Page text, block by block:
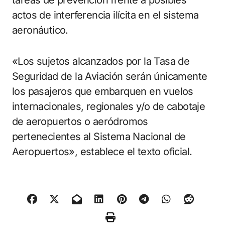
actos de interferencia ilícita en el sistema
aeronáutico.
«Los sujetos alcanzados por la Tasa de
Seguridad de la Aviación serán únicamente
los pasajeros que embarquen en vuelos
internacionales, regionales y/o de cabotaje
de aeropuertos o aeródromos
pertenecientes al Sistema Nacional de
Aeropuertos», establece el texto oficial.